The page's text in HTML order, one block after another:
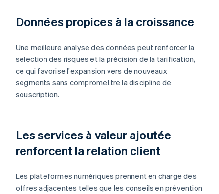
Données propices à la croissance
Une meilleure analyse des données peut renforcer la
sélection des risques et la précision de la tarification,
ce qui favorise l'expansion vers de nouveaux
segments sans compromettre la discipline de
souscription.
Les services à valeur ajoutée
renforcent la relation client
Les plateformes numériques prennent en charge des
offres adjacentes telles que les conseils en prévention